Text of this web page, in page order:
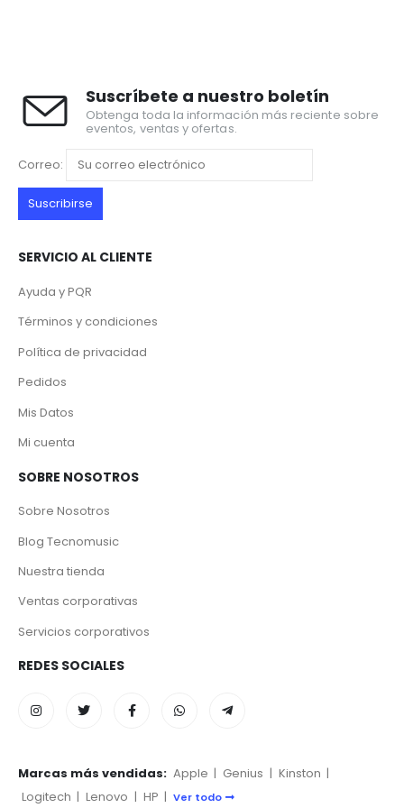
Suscríbete a nuestro boletín
Obtenga toda la información más reciente sobre
eventos, ventas y ofertas.
Correo:
SERVICIO AL CLIENTE
Ayuda y PQR
Términos y condiciones
Política de privacidad
Pedidos
Mis Datos
Mi cuenta
SOBRE NOSOTROS
Sobre Nosotros
Blog Tecnomusic
Nuestra tienda
Ventas corporativas
Servicios corporativos
REDES SOCIALES
Marcas más vendidas: Apple | Genius | Kinston |
Logitech | Lenovo | HP | Ver todo